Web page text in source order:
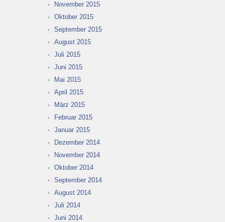
November 2015
Oktober 2015
September 2015
August 2015
Juli 2015
Juni 2015
Mai 2015
April 2015
März 2015
Februar 2015
Januar 2015
Dezember 2014
November 2014
Oktober 2014
September 2014
August 2014
Juli 2014
Juni 2014